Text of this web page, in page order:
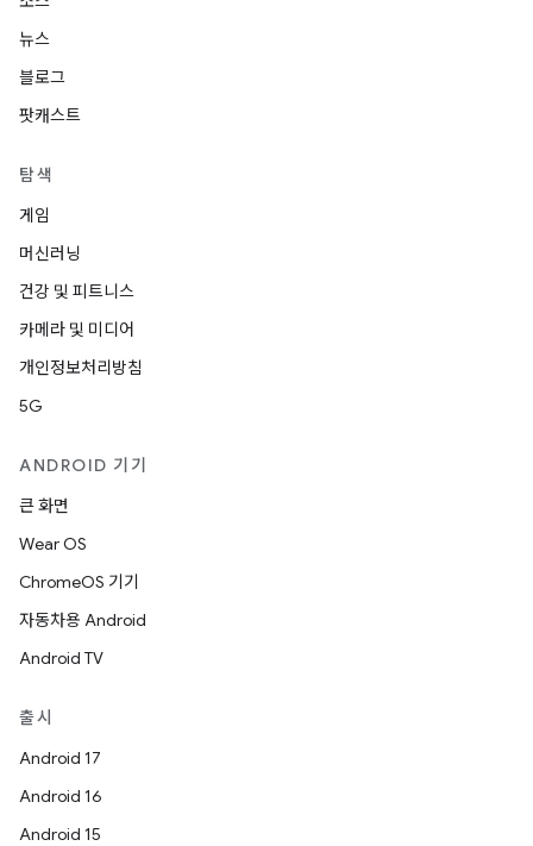
뉴스
블로그
팟캐스트
탐색
게임
머신러닝
건강 및 피트니스
카메라 및 미디어
개인정보처리방침
5G
ANDROID 기기
큰 화면
Wear OS
ChromeOS 기기
자동차용 Android
Android TV
출시
Android 17
Android 16
Android 15